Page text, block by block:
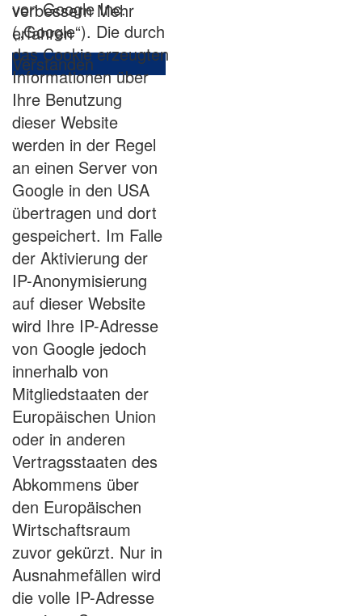
verbessernMehr
erfahren
Verstanden
von Google Inc.
(„Google“). Die durch
das Cookie erzeugten
Informationen über
Ihre Benutzung
dieser Website
werden in der Regel
an einen Server von
Google in den USA
übertragen und dort
gespeichert. Im Falle
der Aktivierung der
IP-Anonymisierung
auf dieser Website
wird Ihre IP-Adresse
von Google jedoch
innerhalb von
Mitgliedstaaten der
Europäischen Union
oder in anderen
Vertragsstaaten des
Abkommens über
den Europäischen
Wirtschaftsraum
zuvor gekürzt. Nur in
Ausnahmefällen wird
die volle IP-Adresse